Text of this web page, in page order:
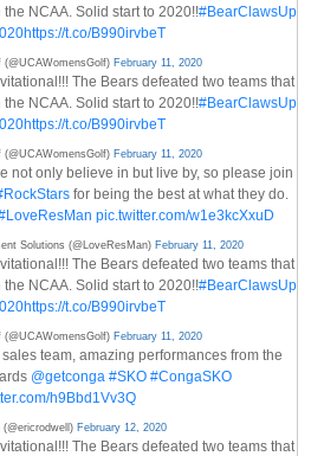
NCAA. Solid start to 2020!!#BearClawsUp
https://t.co/B990irvbeT
February 11, 2020
The Bears defeated two teams that
NCAA. Solid start to 2020!!#BearClawsUp
https://t.co/B990irvbeT
February 11, 2020
not only believe in but live by, so please join
for being the best at what they do.
pic.twitter.com/w1e3kcXxuD
Solutions (@LoveResMan) February 11, 2020
The Bears defeated two teams that
NCAA. Solid start to 2020!!#BearClawsUp
https://t.co/B990irvbeT
February 11, 2020
team, amazing performances from the
@getconga #SKO #CongaSKO
h9Bbd1Vv3Q
February 12, 2020
The Bears defeated two teams that